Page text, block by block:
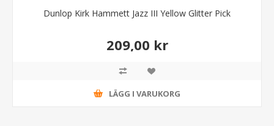
Dunlop Kirk Hammett Jazz III Yellow Glitter Pick
209,00 kr
LÄGG I VARUKORG